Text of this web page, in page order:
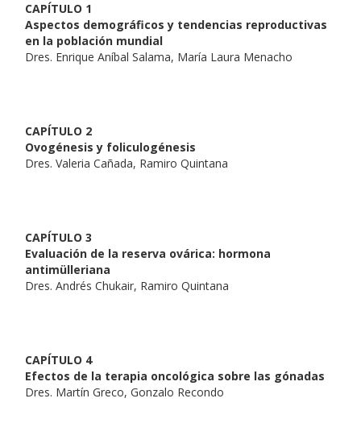
CAPÍTULO 1
Aspectos demográficos y tendencias reproductivas
en la población mundial
Dres. Enrique Aníbal Salama, María Laura Menacho
CAPÍTULO 2
Ovogénesis y foliculogénesis
Dres. Valeria Cañada, Ramiro Quintana
CAPÍTULO 3
Evaluación de la reserva ovárica: hormona
antimülleriana
Dres. Andrés Chukair, Ramiro Quintana
CAPÍTULO 4
Efectos de la terapia oncológica sobre las gónadas
Dres. Martín Greco, Gonzalo Recondo